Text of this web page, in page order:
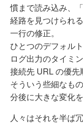
慣まで読み込み、
経路を見つけられる
一行の修正。
ひとつのデフォルト
ログ出力のタイミン
接続先 URL の優先
そういう些細なも
分後に大きな変化を
人々はそれを半ば冗